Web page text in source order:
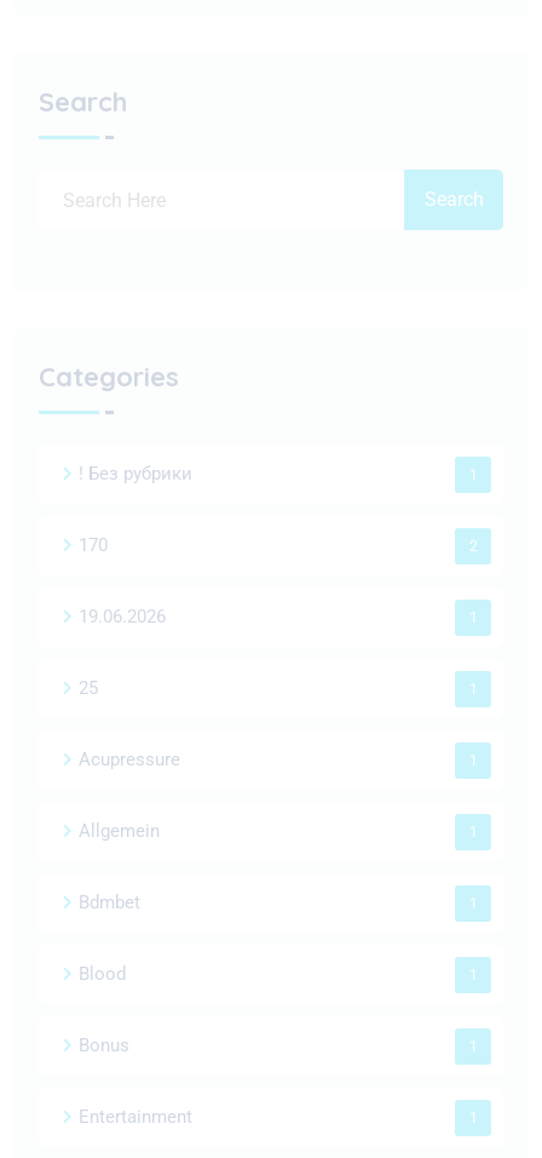
Search
Search
Categories
! Без рубрики 1
170 2
19.06.2026 1
25 1
Acupressure 1
Allgemein 1
Bdmbet 1
Blood 1
Bonus 1
Entertainment 1